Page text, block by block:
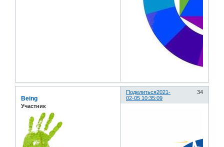
Поделиться 34
2021-
02-05 10:35:09
Being
Участник